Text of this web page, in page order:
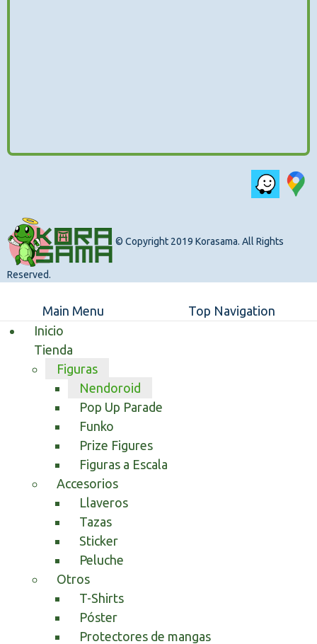
© Copyright 2019 Korasama. All Rights
Reserved.
Main Menu
Top Navigation
Inicio
Tienda
Figuras
Nendoroid
Pop Up Parade
Funko
Prize Figures
Figuras a Escala
Accesorios
Llaveros
Tazas
Sticker
Peluche
Otros
T-Shirts
Póster
Protectores de mangas